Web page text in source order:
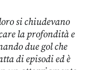
si chiudevano
la profondità e
due gol che
di episodi ed è